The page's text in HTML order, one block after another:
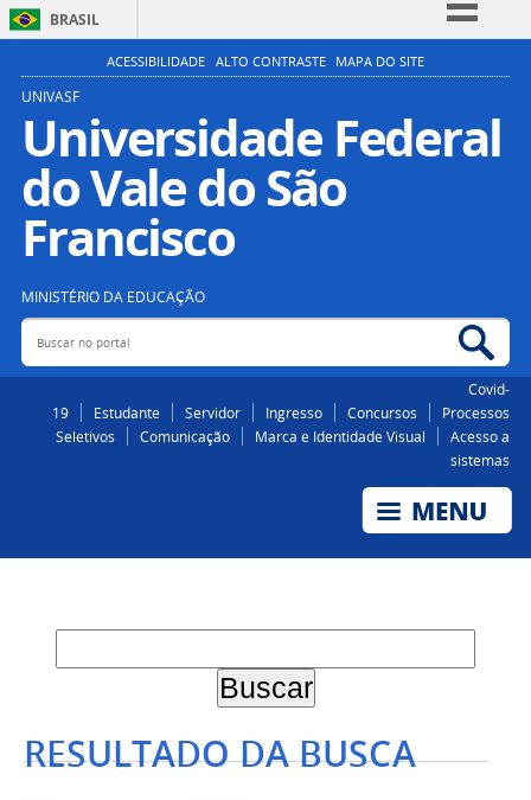
BRASIL
Simplifique!
Participe
Acesso à informação
Legislação
ACESSIBILIDADE ALTO CONTRASTE MAPA DO SITE
UNIVASF
Universidade Federal
do Vale do São
Francisco
MINISTÉRIO DA EDUCAÇÃO
Buscar no portal
Covid-
19
Estudante Servidor Ingresso Concursos
Processos
Seletivos
Comunicação Marca e Identidade Visual
Acesso a
sistemas
RESULTADO DA BUSCA